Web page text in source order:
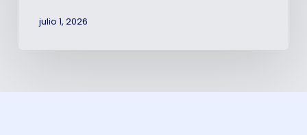
julio 1, 2026